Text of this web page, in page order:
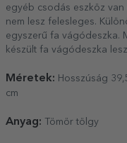
egyéb csodás eszköz
nem lesz felesleges.
egyszerű fa vágódeszka.
készült fa vágódeszka
Méretek: Hosszúság
cm
Anyag: Tömör tölgy